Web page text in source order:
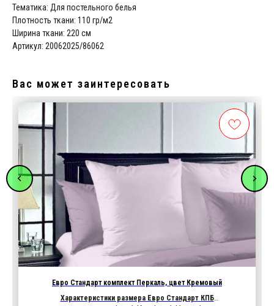
Тематика: Для постельного белья
Плотность ткани: 110 гр/м2
Ширина ткани: 220 см
Артикул: 20062025/86062
Вас может заинтересовать
Евро Стандарт комплект Перкаль, цвет Кремовый
Характеристики размера Евро Стандарт КПБ